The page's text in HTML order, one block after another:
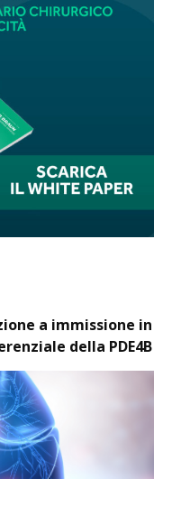
a immissione in
della PDE4B